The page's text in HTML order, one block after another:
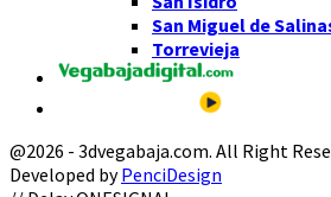
San Miguel de
Torrevieja
@2026 - 3dvegabaja.com. All Right
Developed byPenciDesign